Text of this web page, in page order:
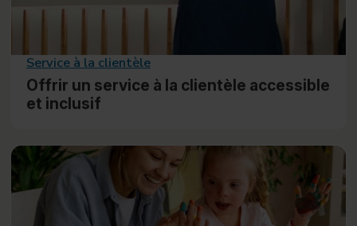
Service à la clientèle
Offrir un service à la clientèle accessible
et inclusif